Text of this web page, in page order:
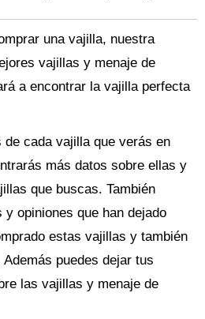
una vajilla, nuestra
vajillas y menaje de
a encontrar la vajilla perfecta
de cada vajilla que verás en
más datos sobre ellas y
que buscas. También
opiniones que han dejado
estas vajillas y también
puedes dejar tus
las vajillas y menaje de